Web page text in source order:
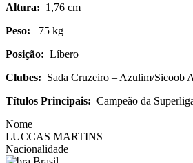
Altura: 1,76 cm
Peso: 75 kg
Posição: Líbero
Clubes: Sada Cruzeiro – Azulim/Sicoob
Títulos Principais: Campeão da
Nome
LUCCAS MARTINS
Nacionalidade